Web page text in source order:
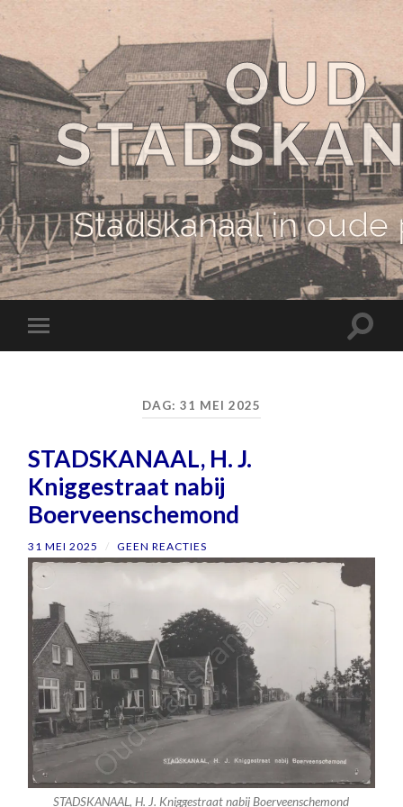
OUD
Stadskanaal in oude
Schakel
naar
DAG: 31 MEI 2025
STADSKANAAL, H. J.
Kniggestraat nabij
Boerveenschemond
31 MEI 2025 / GEEN REACTIES
STADSKANAAL, H. J. Kniggestraat nabij Boerveenschemond